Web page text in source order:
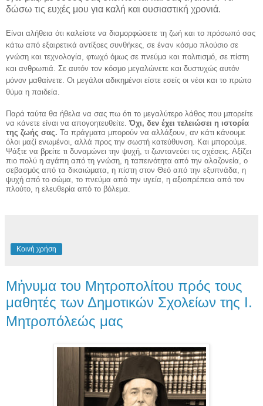
δώσω τις ευχές μου για καλή και ουσιαστική χρονιά.
Είναι αλήθεια ότι καλείστε να διαμορφώσετε τη ζωή και το πρόσωπό σας
κάτω από εξαιρετικά αντίξοες συνθήκες, σε έναν κόσμο πλούσιο σε
γνώση και τεχνολογία, φτωχό όμως σε πνεύμα και πολιτισμό, σε πίστη
και ανθρωπιά. Σε αυτόν τον κόσμο μεγαλώνετε και δυστυχώς αυτόν
μόνον μαθαίνετε. Οι μεγάλοι αδικημένοι είστε εσείς οι νέοι και το πρώτο
θύμα η παιδεία.
Παρά ταύτα θα ήθελα να σας πω ότι το μεγαλύτερο λάθος που μπορείτε
να κάνετε είναι να απογοητευθείτε. Όχι, δεν έχει τελειώσει η ιστορία
της ζωής σας. Τα πράγματα μπορούν να αλλάξουν, αν κάτι κάνουμε
όλοι μαζί ενωμένοι, αλλά προς την σωστή κατεύθυνση. Και μπορούμε.
Ψάξτε να βρείτε τι δυναμώνει την ψυχή, τι ζωντανεύει τις σχέσεις. Αξίζει
πιο πολύ η αγάπη από τη γνώση, η ταπεινότητα από την αλαζονεία, ο
σεβασμός από τα δικαιώματα, η πίστη στον Θεό από την εξυπνάδα, η
ψυχή από το σώμα, το πνεύμα από την υγεία, η αξιοπρέπεια από τον
πλούτο, η ελευθερία από το βόλεμα.
Κοινή χρήση
Μἠνυμα του Μητροπολίτου πρός τους
μαθητές των Δημοτικών Σχολείων της Ι.
Μητροπόλεώς μας